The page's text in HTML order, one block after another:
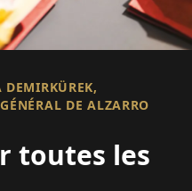
DE ALZARRO
toutes les